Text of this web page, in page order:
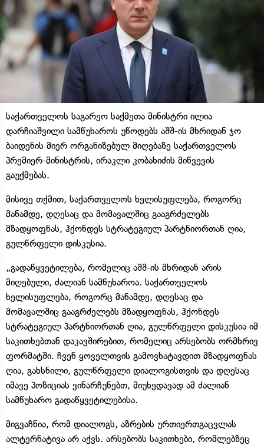
საქართველოს საგარეო საქმეთა მინისტრი ილია
დარჩიაშვილი სამწუხაროს უწოდებს აშშ-ის მხრიდან ჯო
ბაიდენის მიერ ორგანიზებულ მიღებაზე საქართველოს
პრემიერ-მინისტრის, ირაკლი კობახიძის მიწვევის
გაუქმებას.
მისივე თქმით, საქართველოს ხელისუფლება, როგორც
მანამდე, დღესაც და მომავალშიც გააგრძელებს
მზადყოფნას, ჰქონდეს სტრატეგიულ პარტნიორთან ღია,
გულწრფელი დისკუსია.
„გადაწყვეტილება, რომელიც აშშ-ის მხრიდან არის
მიღებული, ძალიან სამწუხაროა. საქართველოს
ხელისუფლება, როგორც მანამდე, დღესაც და
მომავალშიც გააგრძელებს მზადყოფნას, ჰქონდეს
სტრატეგიულ პარტნიორთან ღია, გულწრფელი დისკუსია იმ
საკითხებთან დაკავშირებით, რომელიც არსებობს ორმხრივ
ფორმატში. ჩვენ ყოველთვის გამოვხატავდით მზადყოფნას
ღია, გახსნილი, გულწრფელი დიალოგისთვის და დღესაც
იმავე პოზიციას ვინარჩუნებთ, მიუხედავად ამ ძალიან
სამწუხარო გადაწყვეტილებისა.
მიგვაჩნია, რომ დიალოგს, აზრების ურთიერთგაცვლას
ალტერნატივა არ აქვს. არსებობს საკითხები, რომლებზეც